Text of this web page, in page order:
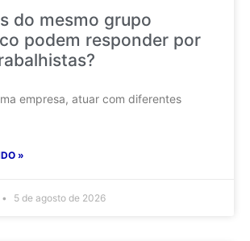
do mesmo grupo
podem responder por
empresa, atuar com diferentes
»
5 de agosto de 2026